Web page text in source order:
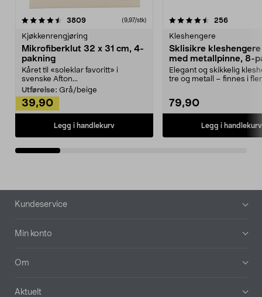
3809anmeldelser(9,97/stk)
Kjøkkenrengjøring
Mikrofiberklut 32 x 31 cm, 4-
pakning
Kåret til «soleklar favoritt» i
svenske Afton...
Utførelse: Grå/beige
39,90
Legg i handlekurv
4.5av 5 stjerner 256
Kleshengere
Sklisikre
med metallpinne, 8-
Elegant og skikkelig
tre og metall – finnes i
79,90
Legg i handlekurv
4.5av 5 stjerner
Bunntekst
Kundeservice
Min konto
Om
Aktuelt